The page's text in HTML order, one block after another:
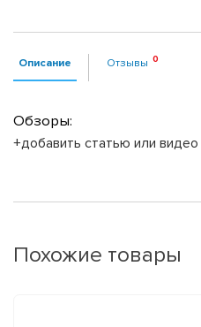
Описание Отзывы
Обзоры:
+добавить статью или видео
Похожие товары